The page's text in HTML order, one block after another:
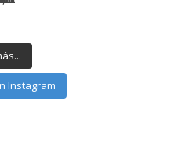
Instagram